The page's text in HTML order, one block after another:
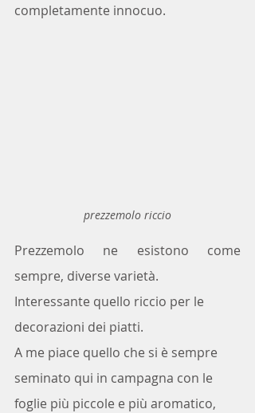
completamente innocuo.
prezzemolo riccio
Prezzemolo ne esistono come
sempre, diverse varietà.
Interessante quello riccio per le
decorazioni dei piatti.
A me piace quello che si è sempre
seminato qui in campagna con le
foglie più piccole e più aromatico,